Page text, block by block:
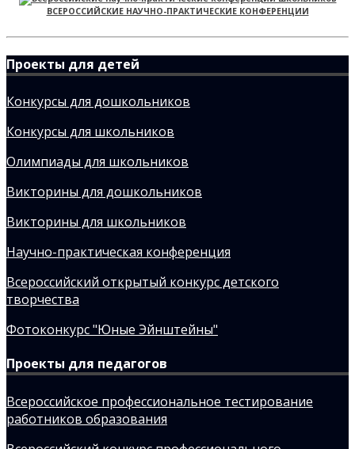
ВСЕРОССИЙСКИЕ НАУЧНО-ПРАКТИЧЕСКИЕ КОНФЕРЕНЦИИ
Проекты для детей
Конкурсы для дошкольников
Конкурсы для школьников
Олимпиады для школьников
Викторины для дошкольников
Викторины для школьников
Научно-практическая конференция
Всероссийский открытый конкурс детского
творчества
Фотоконкурс "Юные Эйнштейны"
Проекты для педагогов
Всероссийское профессиональное тестирование
работников образования